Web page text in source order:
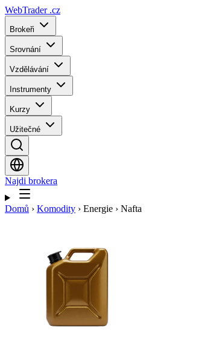
WebTrader .cz
Brokeři
Srovnání
Vzdělávání
Instrumenty
Kurzy
Užitečné
Najdi brokera
Domů › Komodity › Energie › Nafta